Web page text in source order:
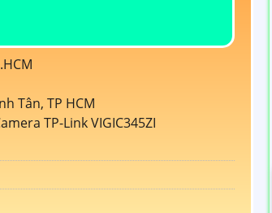
Tân, TP HCM
TP-Link VIGIC345ZI